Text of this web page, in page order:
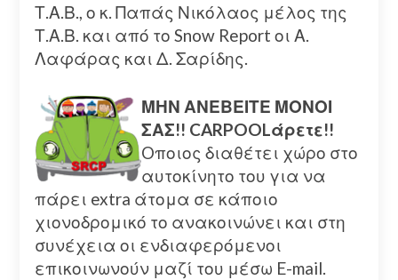
Τ.Α.Β., ο κ. Παπάς Νικόλαος μέλος της
Τ.Α.Β. και από το Snow Report οι Α.
Λαφάρας και Δ. Σαρίδης.
ΜΗΝ ΑΝΕΒΕΙΤΕ ΜΟΝΟΙ
ΣΑΣ!! CARPOOLάρετε!!
Oποιος διαθέτει χώρο στο
αυτοκίνητο του για να
πάρει extra άτομα σε κάποιο
χιονοδρομικό το ανακοινώνει και στη
συνέχεια οι ενδιαφερόμενοι
επικοινωνούν μαζί του μέσω E-mail.